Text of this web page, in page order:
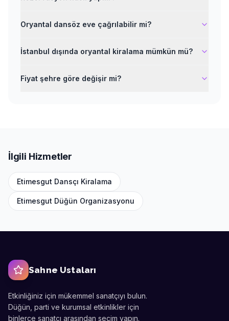
Oryantal dansöz eve çağrılabilir mi?
İstanbul dışında oryantal kiralama mümkün mü?
Fiyat şehre göre değişir mi?
İlgili Hizmetler
Etimesgut Dansçı Kiralama
Etimesgut Düğün Organizasyonu
Sahne Ustaları
Etkinliğiniz için mükemmel sanatçıyı bulun.
Düğün, parti ve kurumsal etkinlikler için
binlerce sanatçı arasından seçim yapın.